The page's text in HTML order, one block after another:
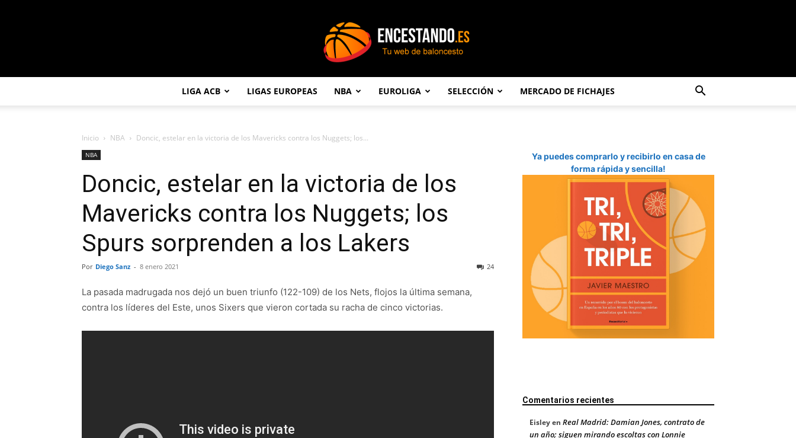
LIGA ACB LIGAS EUROPEAS NBA EUROLIGA SELECCIÓN MERCADO DE FICHAJES
Inicio NBA Doncic, estelar en la victoria de los Mavericks contra los Nuggets; los...
NBA
Doncic, estelar en la victoria de los
Mavericks contra los Nuggets; los
Spurs sorprenden a los Lakers
Por Diego Sanz - 8 enero 2021 24
La pasada madrugada nos dejó un buen triunfo (122-109) de los Nets, flojos la última semana,
contra los líderes del Este, unos Sixers que vieron cortada su racha de cinco victorias.
Ya puedes comprarlo y recibirlo en casa de
forma rápida y sencilla!
Comentarios recientes
Eisleyen Real Madrid: Damian Jones, contrato de
un año; siguen mirando escoltas con Lonnie